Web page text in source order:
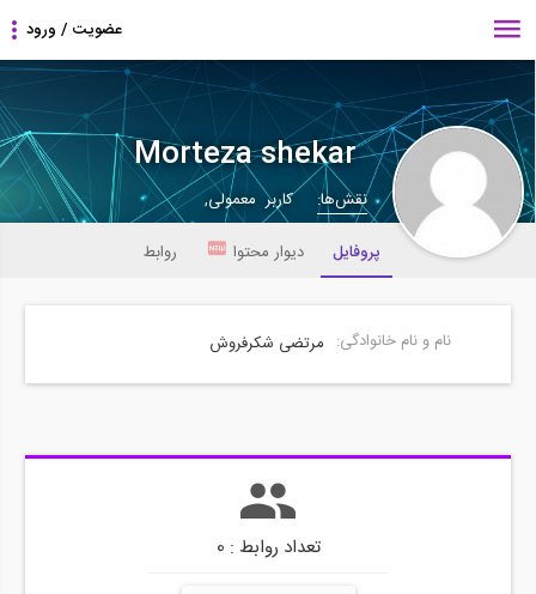
Morteza shekar
نقش‌ها:
کاربر معمولی,
پروفایل
دیوار محتوا روابط
نام و نام خانوادگی: مرتضی شکرفروش
تعداد روابط : 0